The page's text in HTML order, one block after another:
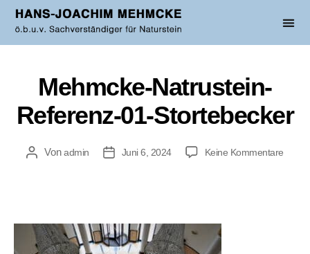
Mehmcke-Natrustein-
Referenz-01-Stortebecker
Vonadmin Juni 6, 2024 Keine Kommentare